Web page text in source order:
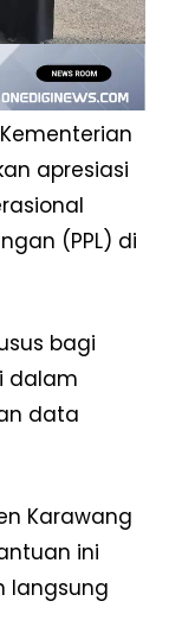
Kementerian
apresiasi
(PPL) di
bagi
dalam
data
Karawang
ini
langsung